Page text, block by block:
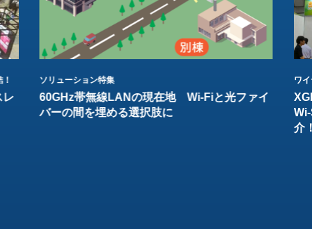
レ
ソリューション特集
60GHz帯無線LANの現在地 Wi-Fiと光ファイ
バーの間を埋める選択肢に
ワ
介